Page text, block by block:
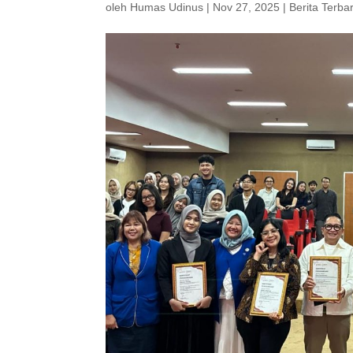
oleh Humas Udinus | Nov 27, 2025 | Berita